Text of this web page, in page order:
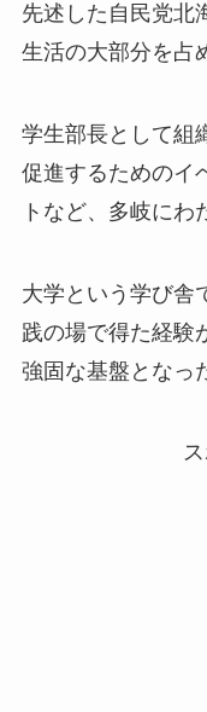
先述した自民党北
生活の大部分を占
学生部長として組
促進するためのイ
トなど、多岐にわ
大学という学び舎
践の場で得た経験
強固な基盤となっ